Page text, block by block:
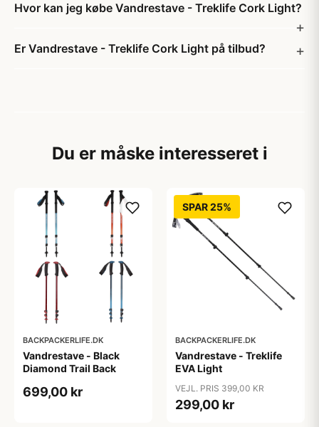
Hvor kan jeg købe Vandrestave - Treklife Cork Light?
Er Vandrestave - Treklife Cork Light på tilbud?
Du er måske interesseret i
BACKPACKERLIFE.DK
Vandrestave - Black
Diamond Trail Back
699,00 kr
SPAR 25%
BACKPACKERLIFE.DK
Vandrestave - Treklife
EVA Light
VEJL. PRIS 399,00 KR
299,00 kr